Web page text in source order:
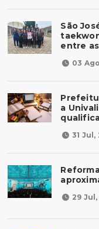
São
entre
03
a
31 Jul,
29